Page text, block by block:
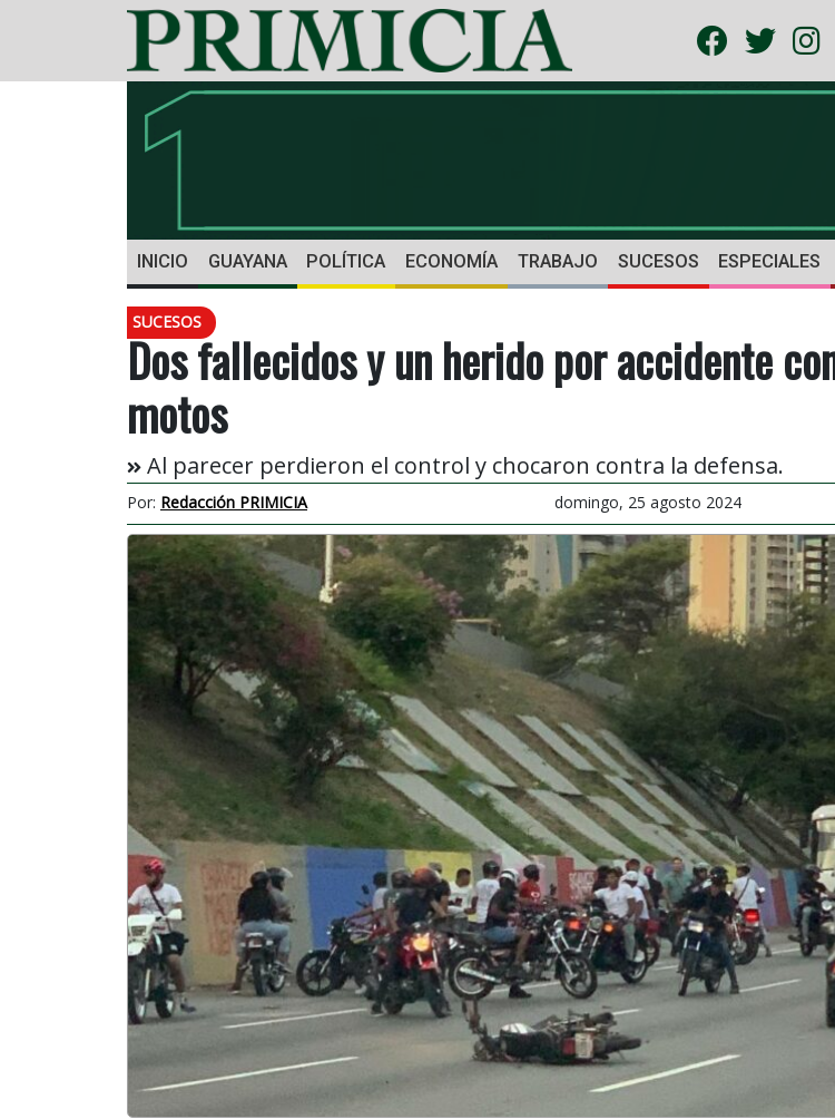
INICIO GUAYANA POLÍTICA ECONOMÍA TRABAJO SUCESOS ESPECIALES
SUCESOS
Dos fallecidos y un herido por accidente
motos
Al parecer perdieron el control y chocaron contra la defensa.
Por: Redacción PRIMICIA domingo, 25 agosto 2024